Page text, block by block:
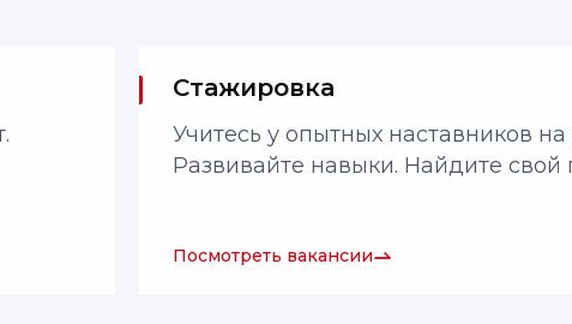
Стажировка
Учитесь у опытных наставников
Развивайте навыки. Найдите свой
Посмотреть вакансии